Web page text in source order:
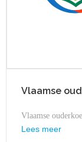
Vlaamse
Vlaamse
Lees meer